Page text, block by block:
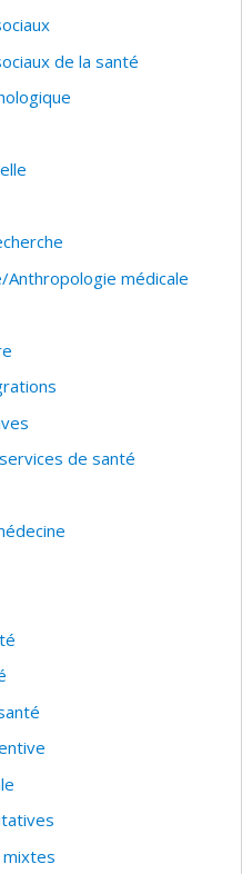
de la santé
Anthropologie médicale
de santé